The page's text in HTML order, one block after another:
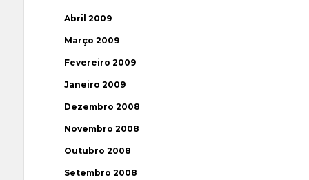
Abril 2009
Março 2009
Fevereiro 2009
Janeiro 2009
Dezembro 2008
Novembro 2008
Outubro 2008
Setembro 2008